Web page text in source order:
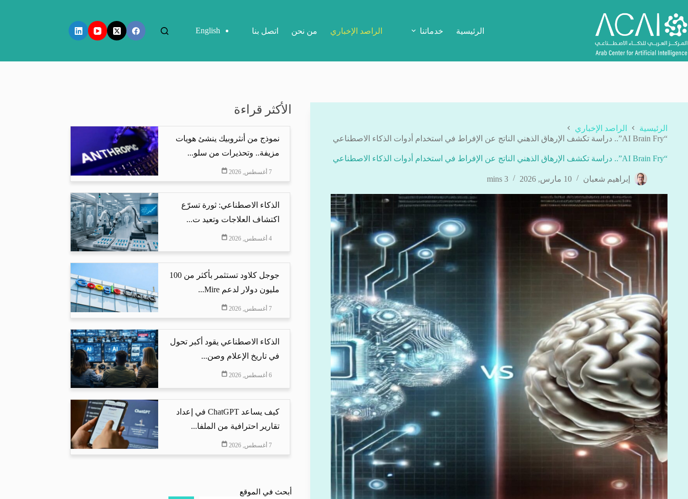
إلى
المحتوى
الرئيسية خدماتنا الراصد الإخباري من نحن اتصل بنا English
الرئيسية
الراصد الإخباري
“AI Brain Fry”.. دراسة تكشف الإرهاق الذهني الناتج عن الإفراط في استخدام أدوات الذكاء الاصطناعي
“AI Brain Fry”.. دراسة تكشف الإرهاق الذهني الناتج عن الإفراط في استخدام أدوات الذكاء الاصطناعي
إبراهيم شعبان 10 مارس, 2026 3 mins
الأكثر قراءة
نموذج من أنثروبيك ينشئ هويات
مزيفة.. وتحذيرات من سلو...
7 أغسطس, 2026
الذكاء الاصطناعي: ثورة تسرّع
اكتشاف العلاجات وتعيد ت...
4 أغسطس, 2026
جوجل كلاود تستثمر بأكثر من 100
مليون دولار لدعم Mire...
7 أغسطس, 2026
الذكاء الاصطناعي يقود أكبر تحول
في تاريخ الإعلام وصن...
6 أغسطس, 2026
كيف يساعد ChatGPT في إعداد
تقارير احترافية من الملفا...
7 أغسطس, 2026
أبحث في الموقع